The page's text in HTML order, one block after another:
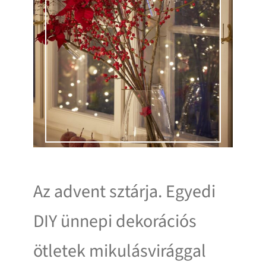
Az advent sztárja. Egyedi
DIY ünnepi dekorációs
ötletek mikulásvirággal